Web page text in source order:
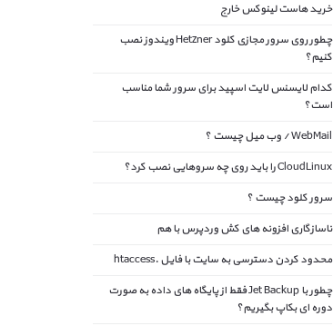
خرید هاست لینوکس خارج
چطور روی سرور مجازی کلود Hetzner ویندوز نصب
کنیم؟
کدام لایسنس لایت اسپید برای سرور شما مناسب
است؟
WebMail / وب میل چیست ؟
CloudLinux را باید روی چه سروهایی نصب کرد؟
سرور کلود چیست ؟
ناسازگاری افزونه های کش وردپرس با هم
محدود کردن دسترسی به سایت با فایل .htaccess
چطور با Jet Backup فقط از پایگاه های داده به صورت
دوره ای بکاپ بگیریم؟